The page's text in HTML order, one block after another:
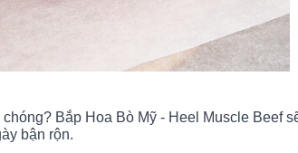
Bắp Hoa Bò Mỹ - Heel Muscle Beef
bận rộn.